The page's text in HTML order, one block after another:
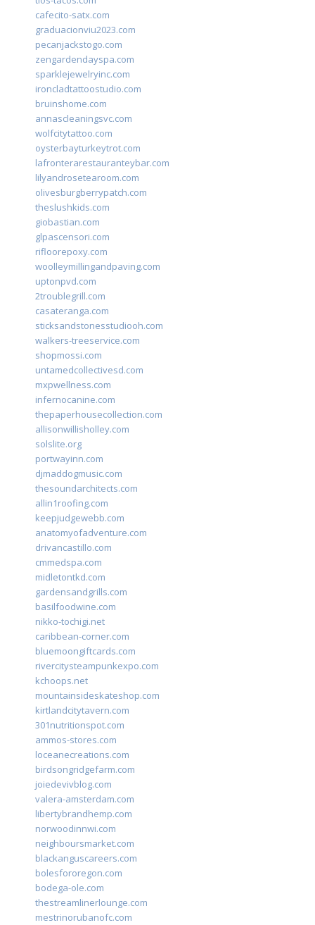
cafecito-satx.com
graduacionviu2023.com
pecanjackstogo.com
zengardendayspa.com
sparklejewelryinc.com
ironcladtattoostudio.com
bruinshome.com
annascleaningsvc.com
wolfcitytattoo.com
oysterbayturkeytrot.com
lafronterarestauranteybar.com
lilyandrosetearoom.com
olivesburgberrypatch.com
theslushkids.com
giobastian.com
glpascensori.com
rifloorepoxy.com
woolleymillingandpaving.com
uptonpvd.com
2troublegrill.com
casateranga.com
sticksandstonesstudiooh.com
walkers-treeservice.com
shopmossi.com
untamedcollectivesd.com
mxpwellness.com
infernocanine.com
thepaperhousecollection.com
allisonwillisholley.com
solslite.org
portwayinn.com
djmaddogmusic.com
thesoundarchitects.com
allin1roofing.com
keepjudgewebb.com
anatomyofadventure.com
drivancastillo.com
cmmedspa.com
midletontkd.com
gardensandgrills.com
basilfoodwine.com
nikko-tochigi.net
caribbean-corner.com
bluemoongiftcards.com
rivercitysteampunkexpo.com
kchoops.net
mountainsideskateshop.com
kirtlandcitytavern.com
301nutritionspot.com
ammos-stores.com
loceanecreations.com
birdsongridgefarm.com
joiedevivblog.com
valera-amsterdam.com
libertybrandhemp.com
norwoodinnwi.com
neighboursmarket.com
blackanguscareers.com
bolesfororegon.com
bodega-ole.com
thestreamlinerlounge.com
mestrinorubanofc.com